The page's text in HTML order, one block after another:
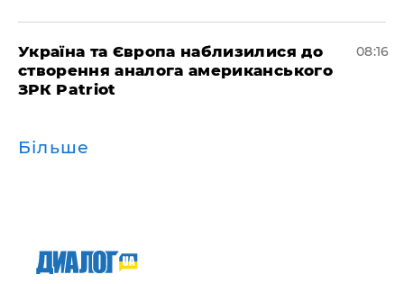
Україна та Європа наблизилися до
створення аналога американського
ЗРК Patriot
08:16
Більше